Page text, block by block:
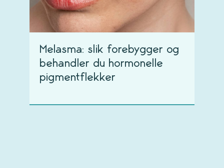
Melasma: slik forebygger og
behandler du hormonelle
pigmentflekker